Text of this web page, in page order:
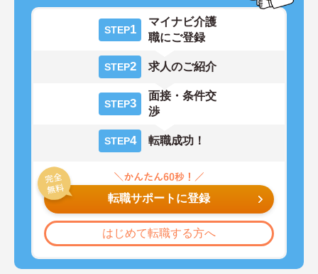
STEP1
マイナビ介護
職にご登録
STEP2 求人のご紹介
STEP3
面接・条件交
渉
STEP4 転職成功！
転職サポートに登録
はじめて転職する方へ